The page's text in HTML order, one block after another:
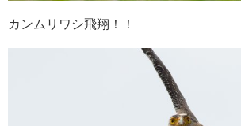
カンムリワシ飛翔！！